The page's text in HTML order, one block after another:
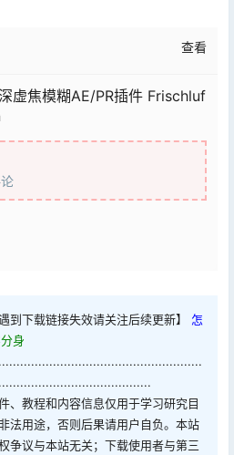
查看
虚焦模糊AE/PR插件 Frischluf
到下载链接失效请关注后续更新】 怎
身
、教程和内容信息仅用于学习研究目
法用途，否则后果请用户自负。本站
争议与本站无关；下载使用者与第三